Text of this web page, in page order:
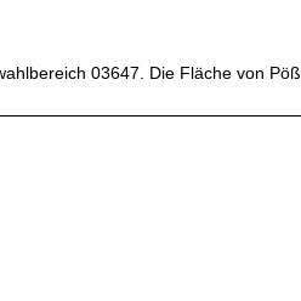
03647. Die Fläche von